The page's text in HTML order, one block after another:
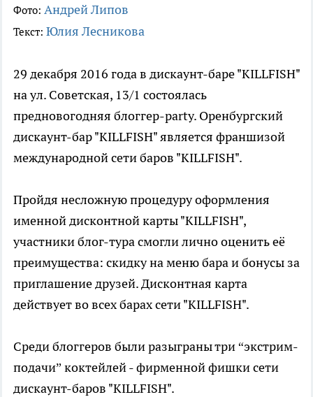
Фото: Андрей Липов
Текст: Юлия Лесникова
29 декабря 2016 года в дискаунт-баре "KILLFISH"
на ул. Советская, 13/1 состоялась
предновогодняя блоггер-party. Оренбургский
дискаунт-бар "KILLFISH" является франшизой
международной сети баров "KILLFISH".
Пройдя несложную процедуру оформления
именной дисконтной карты "KILLFISH",
участники блог-тура смогли лично оценить её
преимущества: скидку на меню бара и бонусы за
приглашение друзей. Дисконтная карта
действует во всех барах сети "KILLFISH".
Среди блоггеров были разыграны три “экстрим-
подачи” коктейлей - фирменной фишки сети
дискаунт-баров "KILLFISH".